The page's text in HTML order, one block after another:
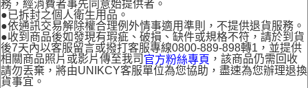
務，經消費者事先同意始提供者。
●已拆封之個人衛生用品。
●依通訊交易解除權合理例外情事適用準則，不提供退貨服務。
●收到商品後如發現有瑕疵、破損、缺件或規格不符，請於到貨
後7天內以客服留言或撥打客服專線0800-889-898轉1，並提供
相關商品照片或影片傳至我司 官方粉絲專頁 ，該商品仍需回收
請勿丟棄，將由UNIKCY客服單位為您協助，盡速為您辦理退換
貨事宜。